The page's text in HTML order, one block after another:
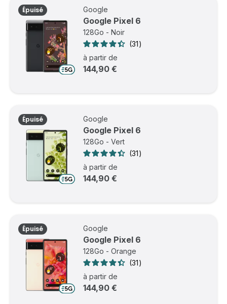
Épuisé Google
Google Pixel 6
128Go - Noir
31
à partir de
144,90 €
Épuisé Google
Google Pixel 6
128Go - Vert
31
à partir de
144,90 €
Épuisé Google
Google Pixel 6
128Go - Orange
31
à partir de
144,90 €